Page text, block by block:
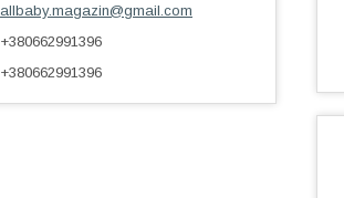
allbaby.magazin@gmail.com
+380662991396
+380662991396